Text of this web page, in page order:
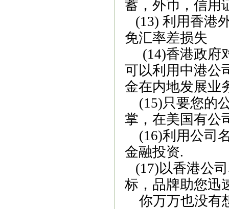
蓄，外币，信用
(13) 利用香港
免汇率差损失
(14)香港政府
可以利用中港公
金在内地发展业
(15)只要您的
掌，在美国有公
(16)利用公司
金融投资.
(17)以香港公
标，品牌助您迅
你万万也没有